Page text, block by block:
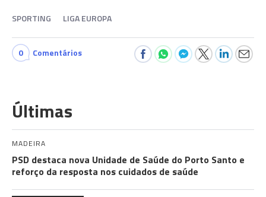
SPORTING LIGA EUROPA
0 Comentários
Últimas
MADEIRA
PSD destaca nova Unidade de Saúde do Porto Santo e
reforço da resposta nos cuidados de saúde